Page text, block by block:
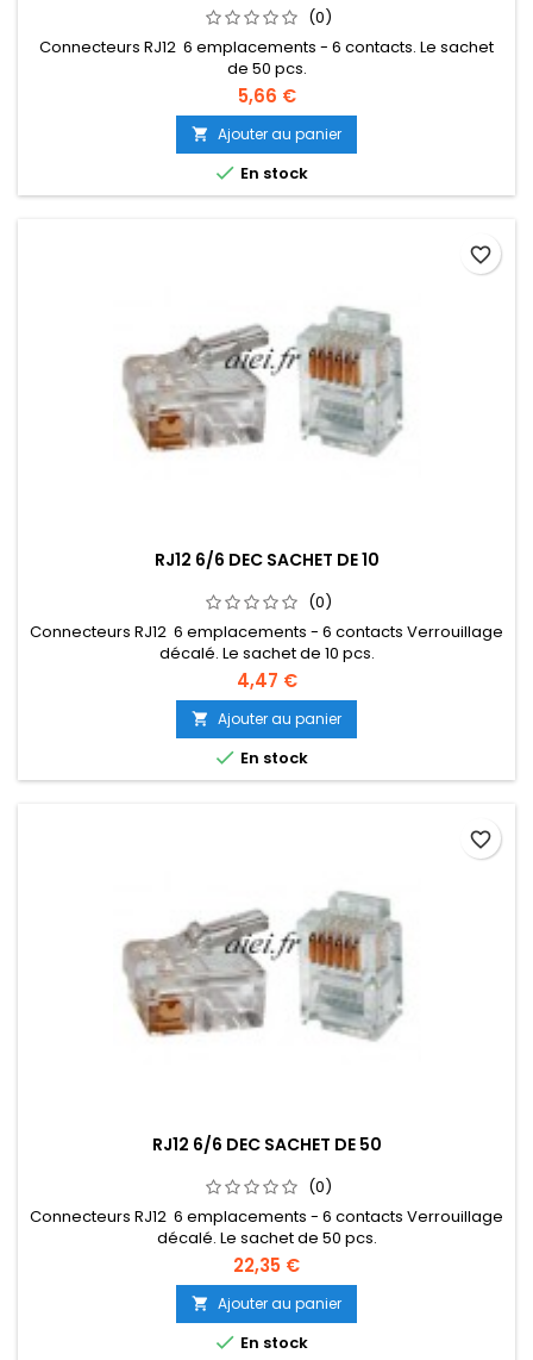
(0)
Connecteurs RJ12 6 emplacements - 6 contacts. Le sachet
de 50 pcs.
5,66 €
 Ajouter au panier
 En stock
RJ12 6/6 DEC SACHET DE 10
(0)
Connecteurs RJ12 6 emplacements - 6 contacts Verrouillage
décalé. Le sachet de 10 pcs.
4,47 €
 Ajouter au panier
 En stock
favorite_border
RJ12 6/6 DEC SACHET DE 50
(0)
Connecteurs RJ12 6 emplacements - 6 contacts Verrouillage
décalé. Le sachet de 50 pcs.
22,35 €
 Ajouter au panier
 En stock
favorite_border